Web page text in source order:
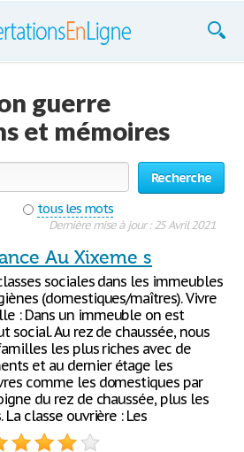
guerre
et mémoires
Recherche
tous les mots
Dernière mise à jour : 25 Avril 2021
Au Xixeme s
sociales dans les immeubles
(domestiques/maîtres). Vivre
: Dans un immeuble on est
social. Au rez de chaussée, nous
les plus riches avec de
et au dernier étage les
comme les domestiques par
du rez de chaussée, plus les
classe ouvrière : Les